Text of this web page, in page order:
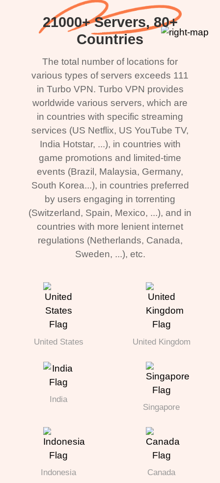
21000+ Servers, 80+
Countries
The total number of locations for
various types of servers exceeds 111
in Turbo VPN. Turbo VPN provides
worldwide various servers, which are
in countries with specific streaming
services (US Netflix, US YouTube TV,
India Hotstar, ...), in countries with
game promotions and limited-time
events (Brazil, Malaysia, Germany,
South Korea...), in countries preferred
by users engaging in torrenting
(Switzerland, Spain, Mexico, ...), and in
countries with more lenient internet
regulations (Netherlands, Canada,
Sweden, ...), etc.
United States United Kingdom
India
Singapore
Indonesia Canada